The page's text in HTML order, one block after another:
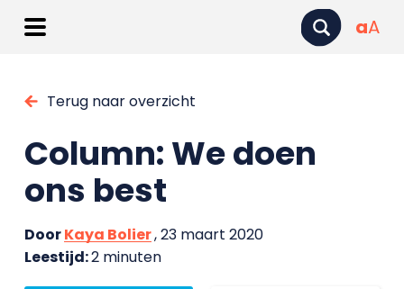
aA
Terug naar overzicht
Column: We doen
ons best
DoorKaya Bolier, 23 maart 2020
Leestijd:2 minuten